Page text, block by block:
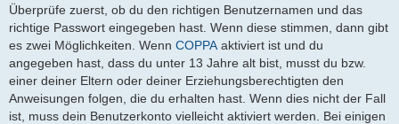
Überprüfe zuerst, ob du den richtigen Benutzernamen und das
richtige Passwort eingegeben hast. Wenn diese stimmen, dann gibt
es zwei Möglichkeiten. Wenn COPPA aktiviert ist und du
angegeben hast, dass du unter 13 Jahre alt bist, musst du bzw.
einer deiner Eltern oder deiner Erziehungsberechtigten den
Anweisungen folgen, die du erhalten hast. Wenn dies nicht der Fall
ist, muss dein Benutzerkonto vielleicht aktiviert werden. Bei einigen